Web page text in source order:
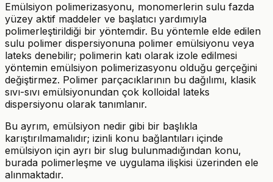
Emülsiyon polimerizasyonu, monomerlerin sulu fazda
yüzey aktif maddeler ve başlatıcı yardımıyla
polimerleştirildiği bir yöntemdir. Bu yöntemle elde edilen
sulu polimer dispersiyonuna polimer emülsiyonu veya
lateks denebilir; polimerin katı olarak izole edilmesi
yöntemin emülsiyon polimerizasyonu olduğu gerçeğini
değiştirmez. Polimer parçacıklarının bu dağılımı, klasik
sıvı-sıvı emülsiyonundan çok kolloidal lateks
dispersiyonu olarak tanımlanır.
Bu ayrım, emülsiyon nedir gibi bir başlıkla
karıştırılmamalıdır; izinli konu bağlantıları içinde
emülsiyon için ayrı bir slug bulunmadığından konu,
burada polimerleşme ve uygulama ilişkisi üzerinden ele
alınmaktadır.